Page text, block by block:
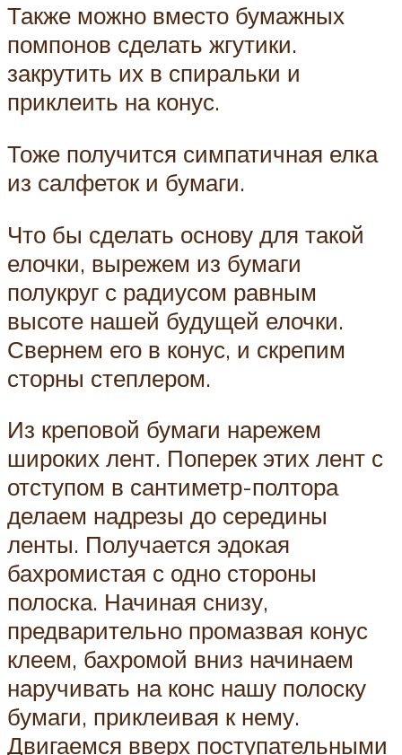
Также можно вместо бумажных
помпонов сделать жгутики.
закрутить их в спиральки и
приклеить на конус.
Тоже получится симпатичная елка
из салфеток и бумаги.
Что бы сделать основу для такой
елочки, вырежем из бумаги
полукруг с радиусом равным
высоте нашей будущей елочки.
Свернем его в конус, и скрепим
сторны степлером.
Из креповой бумаги нарежем
широких лент. Поперек этих лент с
отступом в сантиметр-полтора
делаем надрезы до середины
ленты. Получается эдокая
бахромистая с одно стороны
полоска. Начиная снизу,
предварительно промазвая конус
клеем, бахромой вниз начинаем
наручивать на конс нашу полоску
бумаги, приклеивая к нему.
Двигаемся вверх поступательными